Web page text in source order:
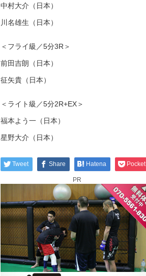
中村大介（日本）
川名雄生（日本）
＜フライ級／5分3R＞
前田吉朗（日本）
征矢貴（日本）
＜ライト級／5分2R+EX＞
福本よう一（日本）
星野大介（日本）
Tweet Share Hatena Pocket
PR